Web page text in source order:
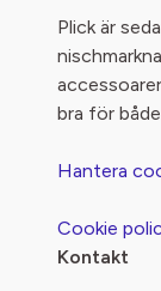
Plick är
bra för
Hantera
Cookie
Kontakt